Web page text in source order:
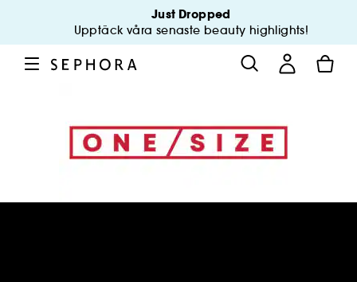
Just Dropped
Upptäck våra senaste beauty highlights!